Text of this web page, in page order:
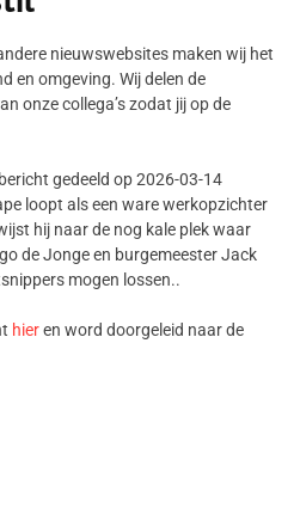
nieuwswebsites maken wij het
en omgeving. Wij delen de
onze collega’s zodat jij op de
gedeeld op 2026-03-14
loopt als een ware werkopzichter
hij naar de nog kale plek waar
de Jonge en burgemeester Jack
mogen lossen..
hieren word doorgeleid naar de